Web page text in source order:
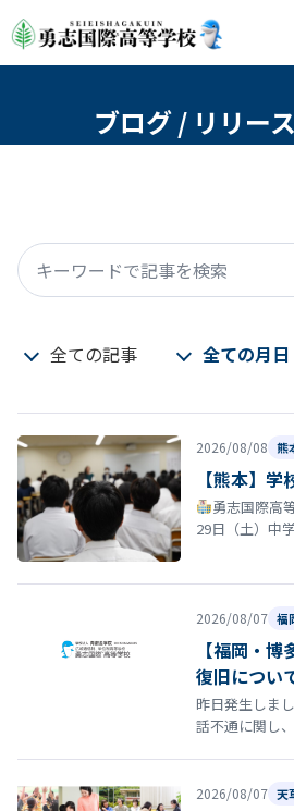
ブログ / リリー
キーワードで記事を検索
全ての記事 全ての月日
2026/08/08 熊
【熊本】
勇志国際高
29日（土）中
2026/08/07 福
【福岡・
復旧につい
昨日発生しま
話不通に関し
2026/08/07 天